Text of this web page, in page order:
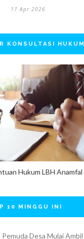
17 Apr 2026
KONSULTASI HUKUM
Hukum LBH Anamfal
10 MINGGU INI
Pemuda Desa Mulai Ambil